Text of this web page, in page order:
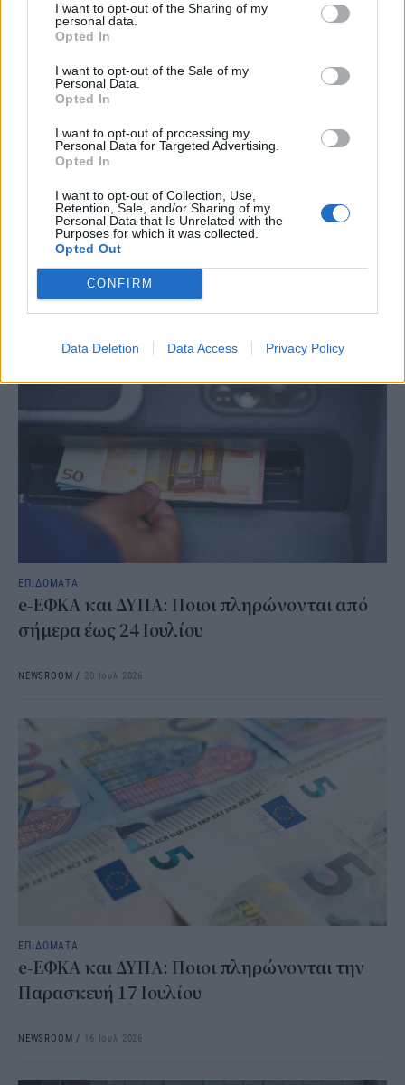
I want to opt-out of the Sharing of my
personal data.
Opted In
I want to opt-out of the Sale of my
Personal Data.
Opted In
I want to opt-out of processing my
Personal Data for Targeted Advertising.
Opted In
I want to opt-out of Collection, Use,
Retention, Sale, and/or Sharing of my
Personal Data that Is Unrelated with the
Purposes for which it was collected.
Opted Out
CONFIRM
Data Deletion Data Access Privacy Policy
ΕΠΙΔΟΜΑΤΑ
Πληρωμές από e-ΕΦΚΑ και ΔΥΠΑ έως την
Παρασκευή 24 Ιουλίου
NEWSROOM/22 Ιουλ 2026
ΕΠΙΔΟΜΑΤΑ
e-ΕΦΚΑ και ΔΥΠΑ: Ποιοι πληρώνονται από
σήμερα έως 24 Ιουλίου
NEWSROOM / 20 Ιουλ 2026
ΕΠΙΔΟΜΑΤΑ
e-ΕΦΚΑ και ΔΥΠΑ: Ποιοι πληρώνονται την
Παρασκευή 17 Ιουλίου
NEWSROOM / 16 Ιουλ 2026